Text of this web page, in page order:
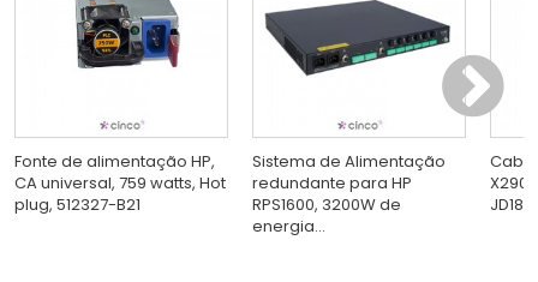
Fonte de alimentação HP,
CA universal, 759 watts, Hot
plug, 512327-B21
Sistema de Alimentação
redundante para HP
RPS1600, 3200W de
energia...
Cabo